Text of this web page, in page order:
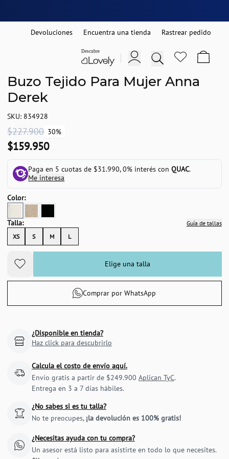
Devoluciones Encuentra una tienda Rastrear pedido
Buzo Tejido Para Mujer Anna
Derek
SKU: 834928
$227.900 30%
$159.950
Paga en 5 cuotas de $31.990, 0% interés conQUAC.
Me interesa
Color:
Talla:
Guía de tallas
XS
S M L
Elige una talla
Comprar por WhatsApp
¿Disponible en tienda?
Haz click para descubrirlo
Calcula el costo de envío aquí.
Envío gratis a partir de $249.900 Aplican TyC.
Entrega en 3 a 7 días hábiles.
¿No sabes si es tu talla?
No te preocupes, ¡la devolución es 100% gratis!
¿Necesitas ayuda con tu compra?
Un asesor está listo para asistirte en todo lo que necesites.